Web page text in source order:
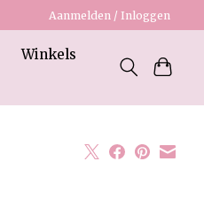
Aanmelden / Inloggen
Winkels